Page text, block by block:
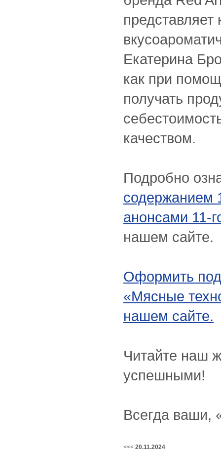
Екатерина
как при
получать
качеством.
Подробно
содержанием
анонсами 11-
нашем сайте.
Оформить
«Мясные
нашем сайте.
Читайте наш
успешными!
Всегда ваши,
<<< 20.11.2024